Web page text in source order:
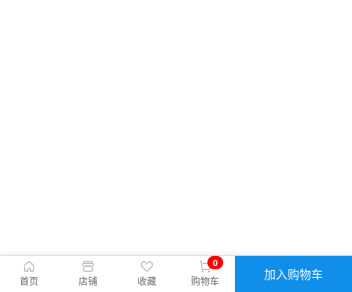
首页 店铺 收藏 购物车
0
加入购物车